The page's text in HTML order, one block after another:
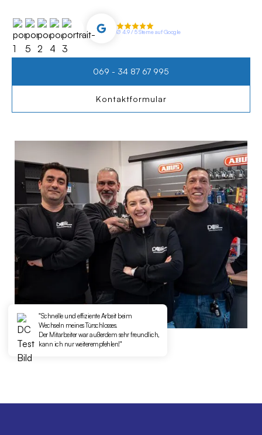
∅ 4.9 / 5 Sterne auf Google
069 - 34 87 67 995
Kontaktformular
"Schnelle und effiziente Arbeit beim
Wechseln meines Türschlosses.
Der Mitarbeiter war außerdem sehr freundlich,
kann ich nur weiterempfehlen!"